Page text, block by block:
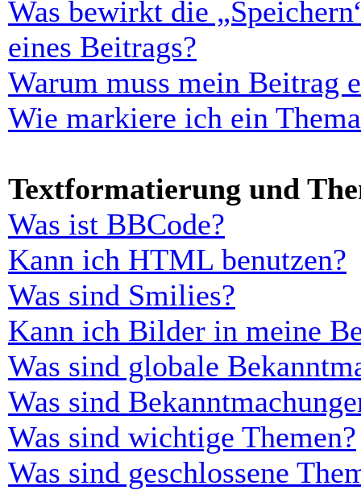
Was bewirkt die
eines Beitrags?
Warum muss mein Beitrag
Wie markiere ich ein
Textformatierung und
Was ist BBCode?
Kann ich HTML benutzen?
Was sind Smilies?
Kann ich Bilder in meine
Was sind globale
Was sind
Was sind wichtige Themen?
Was sind geschlossene